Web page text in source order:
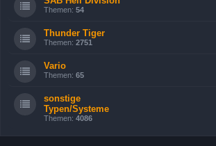
Themen: 54
Thunder Tiger
Themen: 2751
Vario
Themen: 65
sonstige
Typen/Systeme
Themen: 4086